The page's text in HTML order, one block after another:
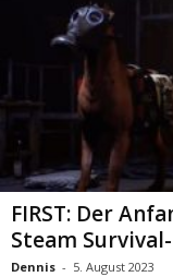
FIRST: Der
Steam
Dennis - 5. August 2023